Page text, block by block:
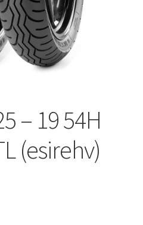
– 19 54H
(esirehv)